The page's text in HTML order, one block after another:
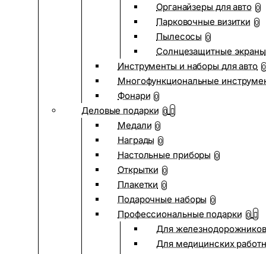
Органайзеры для авто 0
Парковочные визитки 0
Пылесосы 0
Солнцезащитные экраны
Инструменты и наборы для авто 0
Многофункциональные
Фонари 0
Деловые подарки 0
Медали 0
Награды 0
Настольные приборы 0
Открытки 0
Плакетки 0
Подарочные наборы 0
Профессиональные подарки 0
Для железнодорожников
Для медицинских